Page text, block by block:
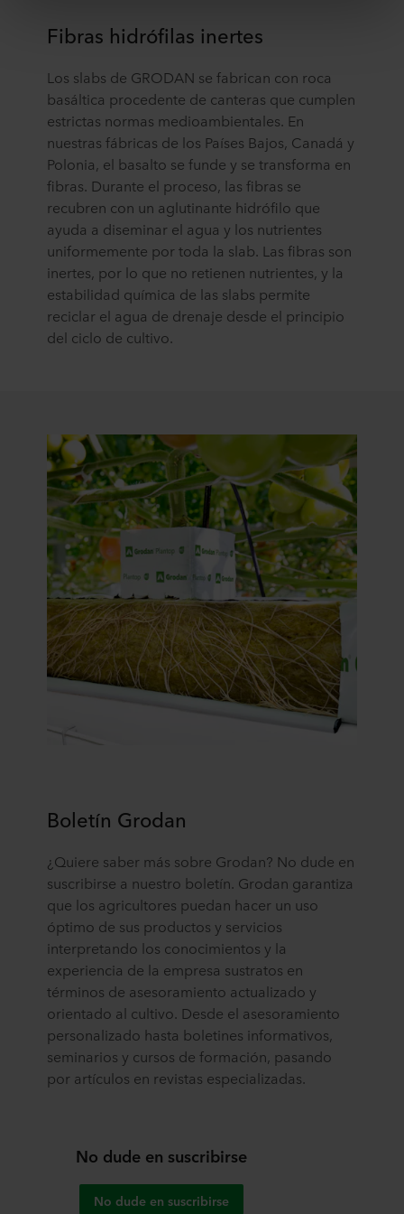
aceptar cookies también reconoce esta transferencia,
país puede no ser el mismo que en la UE/EEE.
A continuación puede leer más sobre los fines, las
descripciones generales de la información recopilada,
quién instala cada una de las cookies, los enlaces a la
política de privacidad de nuestros socios potenciales y
durante cuánto tiempo se almacena cada cookie en su
equipo. Los fines para los cuales nuestros sitios web
pueden utilizar cookies y, por tanto, procesar información
sobre usted a través de cookies, es decisión suya.
Puede retirar su consentimiento o cambiarlo en cualquier
momento haciendo clic en el icono de cookies situado en
la parte inferior del sitio web. Lea más sobre el uso que
del tratamiento de sus datos personales.
Fibras hidrófilas inertes
Los slabs de GRODAN se fabrican con roca
basáltica procedente de canteras que cumplen
estrictas normas medioambientales. En
nuestras fábricas de los Países Bajos, Canadá y
Polonia, el basalto se funde y se transforma en
fibras. Durante el proceso, las fibras se
recubren con un aglutinante hidrófilo que
ayuda a diseminar el agua y los nutrientes
uniformemente por toda la slab. Las fibras son
inertes, por lo que no retienen nutrientes, y la
estabilidad química de las slabs permite
reciclar el agua de drenaje desde el principio
del ciclo de cultivo.
Boletín Grodan
¿Quiere saber más sobre Grodan? No dude en
suscribirse a nuestro boletín. Grodan garantiza
que los agricultores puedan hacer un uso
óptimo de sus productos y servicios
interpretando los conocimientos y la
experiencia de la empresa sustratos en
términos de asesoramiento actualizado y
orientado al cultivo. Desde el asesoramiento
personalizado hasta boletines informativos,
seminarios y cursos de formación, pasando
por artículos en revistas especializadas.
No dude en suscribirse
No dude en suscribirse